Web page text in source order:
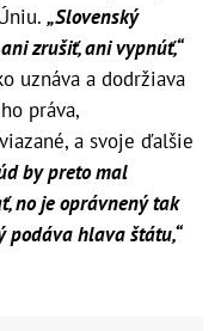
„Slovenský
zrušiť, ani vypnúť,“
uznáva a dodržiava
práva,
a svoje ďalšie
by preto mal
no je oprávnený tak
hlava štátu,“